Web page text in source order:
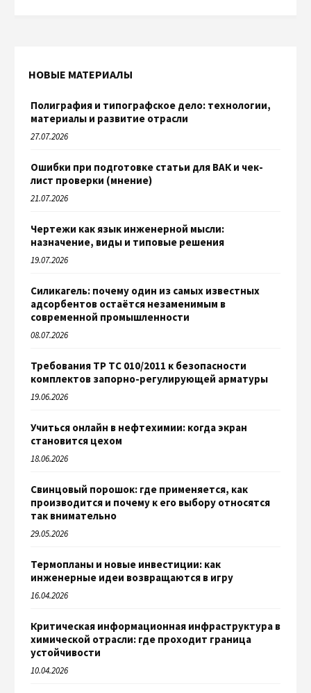
НОВЫЕ МАТЕРИАЛЫ
Полиграфия и типографское дело: технологии,
материалы и развитие отрасли
27.07.2026
Ошибки при подготовке статьи для ВАК и чек-
лист проверки (мнение)
21.07.2026
Чертежи как язык инженерной мысли:
назначение, виды и типовые решения
19.07.2026
Силикагель: почему один из самых известных
адсорбентов остаётся незаменимым в
современной промышленности
08.07.2026
Требования ТР ТС 010/2011 к безопасности
комплектов запорно-регулирующей арматуры
19.06.2026
Учиться онлайн в нефтехимии: когда экран
становится цехом
18.06.2026
Свинцовый порошок: где применяется, как
производится и почему к его выбору относятся
так внимательно
29.05.2026
Термопланы и новые инвестиции: как
инженерные идеи возвращаются в игру
16.04.2026
Критическая информационная инфраструктура в
химической отрасли: где проходит граница
устойчивости
10.04.2026